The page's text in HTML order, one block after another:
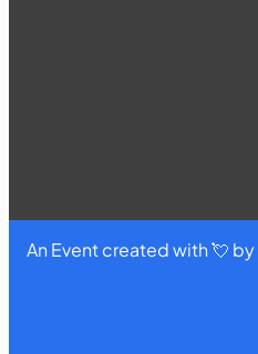
An Event created with 💘 by